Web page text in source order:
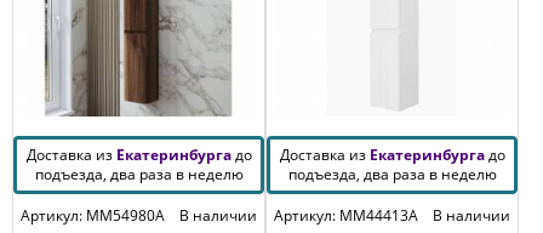
Доставка из Екатеринбургадо
подъезда, два раза в неделю
Артикул: MM54980A
В наличии
Доставка из Екатеринбургадо
подъезда, два раза в неделю
Артикул: MM44413A
В наличии